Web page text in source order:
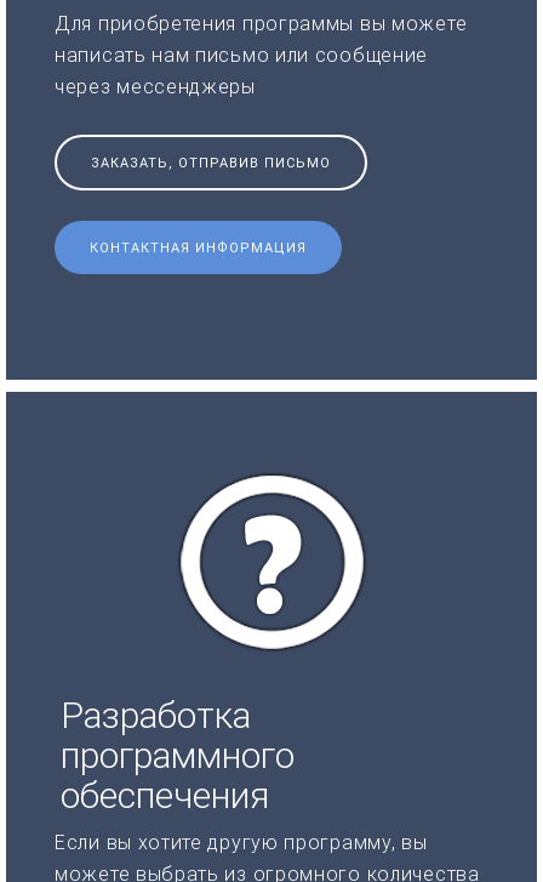
Для приобретения программы вы можете
написать нам письмо или сообщение
через мессенджеры
ЗАКАЗАТЬ, ОТПРАВИВ ПИСЬМО
КОНТАКТНАЯ ИНФОРМАЦИЯ
Разработка
программного
обеспечения
Если вы хотите другую программу, вы
можете выбрать из огромного количества